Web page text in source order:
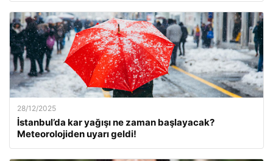
28/12/2025
İstanbul’da kar yağışı ne zaman başlayacak?
Meteorolojiden uyarı geldi!